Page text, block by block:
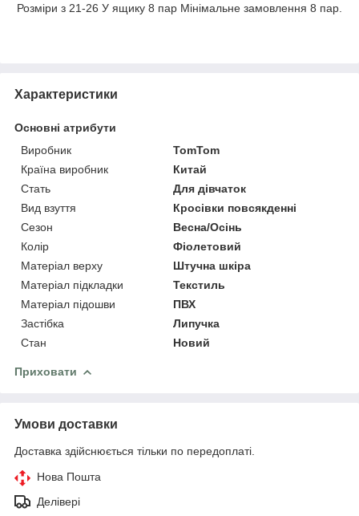
Розміри з 21-26 У ящику 8 пар Мінімальне замовлення 8 пар.
Характеристики
Основні атрибути
Виробник
TomTom
Країна виробник
Китай
Стать
Для дівчаток
Вид взуття
Кросівки повсякденні
Сезон
Весна/Осінь
Колір
Фіолетовий
Матеріал верху
Штучна шкіра
Матеріал підкладки
Текстиль
Матеріал підошви
ПВХ
Застібка
Липучка
Стан
Новий
Приховати
Умови доставки
Доставка здійснюється тільки по передоплаті.
Нова Пошта
Делівері